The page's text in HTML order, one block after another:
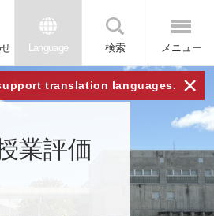
Language 検索 メニュー
translation languages. ×
業評価